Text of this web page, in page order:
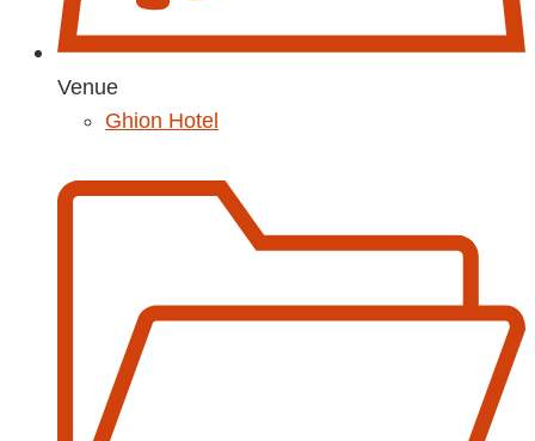
Venue
Ghion Hotel